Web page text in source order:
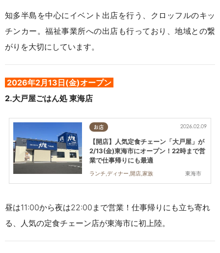
知多半島を中心にイベント出店を行う、クロッフルのキッ
チンカー。福祉事業所への出店も行っており、地域との繋
がりを大切にしています。
2026年2月13日(金)オープン
2.大戸屋ごはん処 東海店
お店
東海市
2026.02.09
【開店】人気定食チェーン「大戸屋」が
2/13(金)東海市にオープン！22時まで営
業で仕事帰りにも最適
ランチ,ディナー,開店,家族
昼は11:00から夜は22:00まで営業！仕事帰りにも立ち寄れ
る、人気の定食チェーン店が東海市に初上陸。